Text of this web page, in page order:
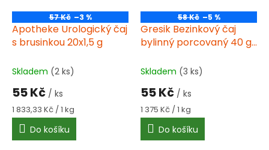
57 Kč –3 %
Apotheke Urologický čaj
s brusinkou 20x1,5 g
Skladem (2 ks)
55 Kč / ks
Měrná
cena:
1 833,33 Kč / 1 kg
Do košíku
58 Kč –5 %
Gresik Bezinkový čaj
bylinný porcovaný 40 g
Skladem (3 ks)
55 Kč / ks
Měrná
cena:
1 375 Kč / 1 kg
Do košíku